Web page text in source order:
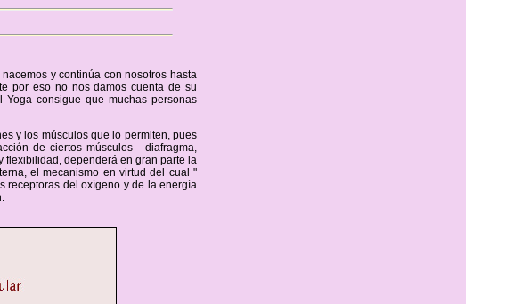
y continúa con nosotros hasta
por eso no nos damos cuenta de su
Yoga consigue que muchas personas
y los músculos que lo permiten, pues
de ciertos músculos - diafragma,
flexibilidad, dependerá en gran parte la
el mecanismo en virtud del cual "
receptoras del oxígeno y de la energía